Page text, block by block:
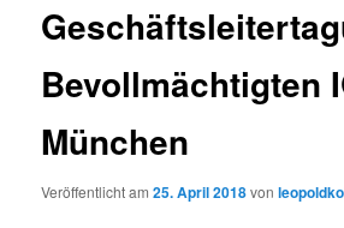
Bevollmächtigten
München
Veröffentlicht am25. April 2018von